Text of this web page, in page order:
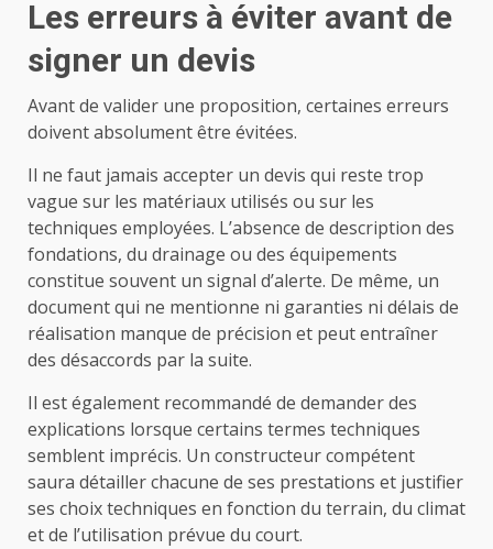
Les erreurs à éviter avant de
signer un devis
Avant de valider une proposition, certaines erreurs
doivent absolument être évitées.
Il ne faut jamais accepter un devis qui reste trop
vague sur les matériaux utilisés ou sur les
techniques employées. L’absence de description des
fondations, du drainage ou des équipements
constitue souvent un signal d’alerte. De même, un
document qui ne mentionne ni garanties ni délais de
réalisation manque de précision et peut entraîner
des désaccords par la suite.
Il est également recommandé de demander des
explications lorsque certains termes techniques
semblent imprécis. Un constructeur compétent
saura détailler chacune de ses prestations et justifier
ses choix techniques en fonction du terrain, du climat
et de l’utilisation prévue du court.